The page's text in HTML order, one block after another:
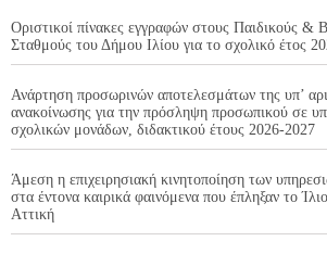
Οριστικοί πίνακες εγγραφών στους Παιδικούς &
Σταθμούς του Δήμου Ιλίου για το σχολικό έτος
Ανάρτηση προσωρινών αποτελεσμάτων της υπ’
ανακοίνωσης για την πρόσληψη προσωπικού σε
σχολικών μονάδων, διδακτικού έτους 2026-2027
Άμεση η επιχειρησιακή κινητοποίηση των
στα έντονα καιρικά φαινόμενα που έπληξαν το
Αττική